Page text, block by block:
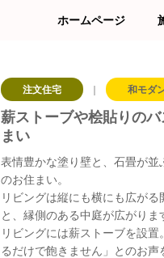
ホームページ
注文住宅 ｜ 和モダ
薪ストーブや桧貼りの
まい
表情豊かな塗り壁と、石畳が
のお住まい。
リビングは縦にも横にも広が
と、縁側のある中庭が広がりま
リビングには薪ストーブを設
るだけで飽きません」とのお声